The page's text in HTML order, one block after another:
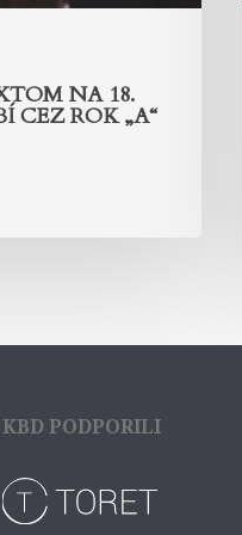
NA 18.
CEZ ROK „A“
KBD PODPORILI